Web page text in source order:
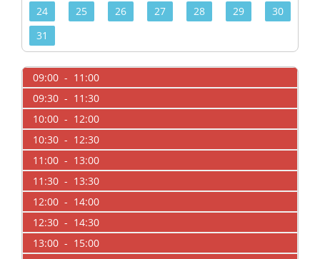
24
25 26 27 28 29
30
31
09:00 - 11:00
09:30 - 11:30
10:00 - 12:00
10:30 - 12:30
11:00 - 13:00
11:30 - 13:30
12:00 - 14:00
12:30 - 14:30
13:00 - 15:00